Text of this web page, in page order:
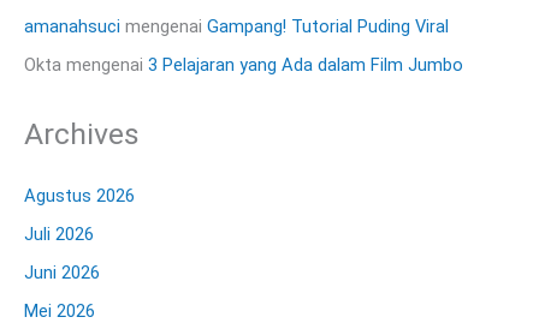
amanahsuci mengenai Gampang! Tutorial Puding Viral
Okta mengenai 3 Pelajaran yang Ada dalam Film Jumbo
Archives
Agustus 2026
Juli 2026
Juni 2026
Mei 2026